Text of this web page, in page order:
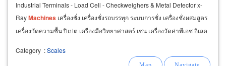
Industrial Terminals - Load Cell - Checkweighers & Metal Detector x-
RayMachines เครื่องชั่ง เครื่องชั่งรถบรรทุก ระบบการชั่ง เครื่องชั่งผสมสูตร
เครื่องวัดความชื้น ปิเปต เครื่องมือวิทยาศาสตร์ เช่น เครื่องวัดค่าพีเอช อิเลค
Category :Scales